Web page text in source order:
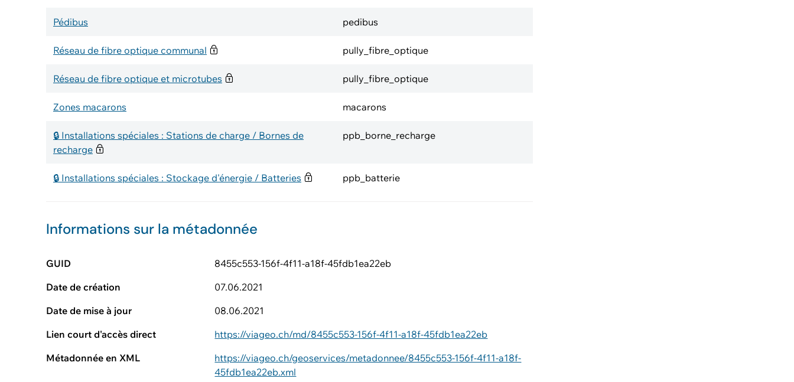
Pédibus pedibus
Réseau de fibre optique communal pully_fibre_optique
Réseau de fibre optique et microtubes pully_fibre_optique
Zones macarons macarons
🔒 Installations spéciales : Stations de charge / Bornes de
recharge
ppb_borne_recharge
🔒 Installations spéciales : Stockage d'énergie / Batteries ppb_batterie
Informations sur la métadonnée
GUID
8455c553-156f-4f11-a18f-45fdb1ea22eb
Date de création
07.06.2021
Date de mise à jour
08.06.2021
Lien court d'accès direct
https://viageo.ch/md/8455c553-156f-4f11-a18f-45fdb1ea22eb
Métadonnée en XML
https://viageo.ch/geoservices/metadonnee/8455c553-156f-4f11-a18f-
45fdb1ea22eb.xml